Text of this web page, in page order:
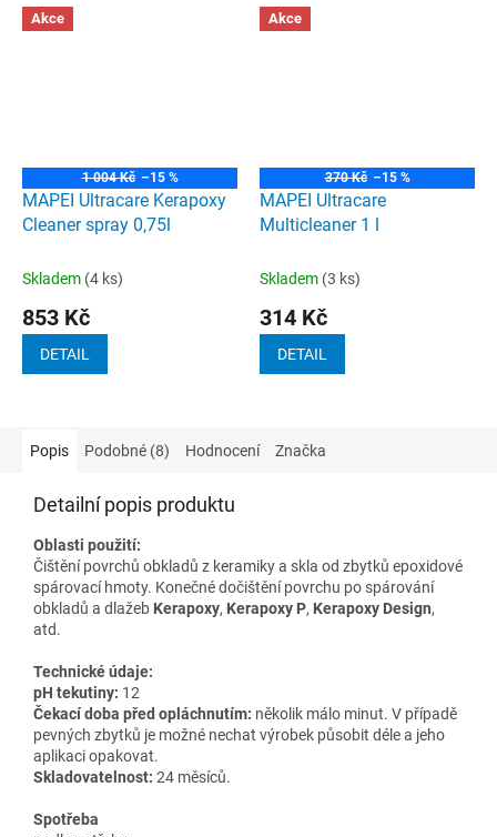
Akce
1 004 Kč –15 %
MAPEI Ultracare Kerapoxy
Cleaner spray 0,75l
Skladem (4 ks)
853 Kč
DETAIL
Akce
370 Kč –15 %
MAPEI Ultracare
Multicleaner 1 l
Skladem (3 ks)
314 Kč
DETAIL
Popis Podobné (8) Hodnocení Značka
Detailní popis produktu
Oblasti použití:
Čištění povrchů obkladů z keramiky a skla od zbytků epoxidové
spárovací hmoty. Konečné dočištění povrchu po spárování
obkladů a dlažeb Kerapoxy, Kerapoxy P, Kerapoxy Design,
atd.
Technické údaje:
pH tekutiny: 12
Čekací doba před opláchnutím: několik málo minut. V případě
pevných zbytků je možné nechat výrobek působit déle a jeho
aplikaci opakovat.
Skladovatelnost: 24 měsíců.
Spotřeba